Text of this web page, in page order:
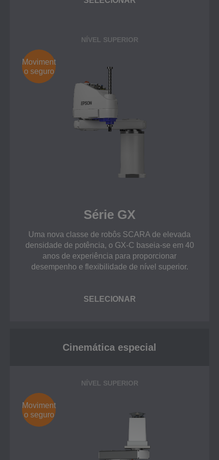
Moviment
o seguro
NÍVEL SUPERIOR
Série GX
Uma nova classe de robôs SCARA de elevada
densidade de potência, o GX-C baseia-se em 40
anos de experiência para proporcionar
desempenho e flexibilidade de nível superior.
SELECIONAR
Cinemática especial
Moviment
o seguro
NÍVEL SUPERIOR